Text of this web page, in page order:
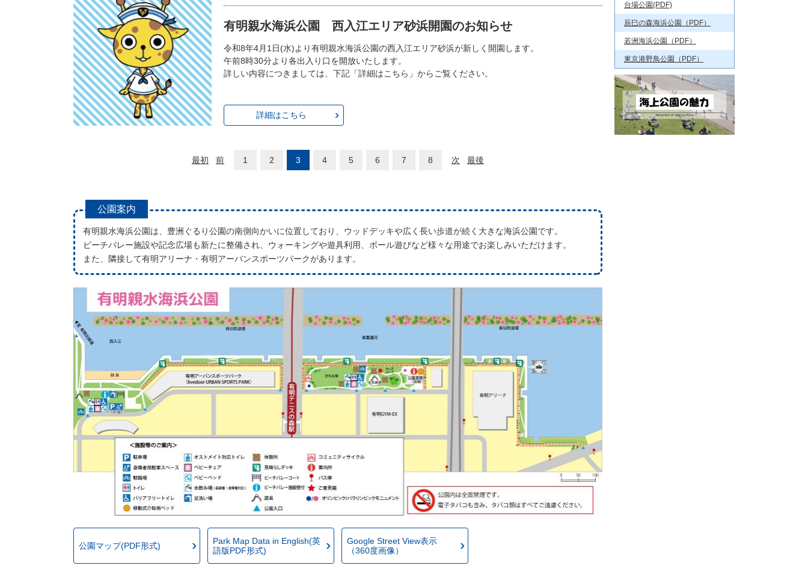
有明親水海浜公園 西入江エリア砂浜開園のお知らせ
令和8年4月1日(水)より有明親水海浜公園の西入江エリア砂浜が新しく開園します。
午前8時30分より各出入り口を開放いたします。
詳しい内容につきましては、下記「詳細はこちら」からご覧ください。
詳細はこちら
最初 前 1 2 3 4 5 6 7 8 次 最後
公園案内
有明親水海浜公園は、豊洲ぐるり公園の南側向かいに位置しており、ウッドデッキや広く長い歩道が続く大きな海浜公園です。
ビーチバレー施設や記念広場も新たに整備され、ウォーキングや遊具利用、ボール遊びなど様々な用途でお楽しみいただけます。
また、隣接して有明アリーナ・有明アーバンスポーツパークがあります。
公園マップ(PDF形式)
Park Map Data in English(英
語版PDF形式)
Google Street View表示
（360度画像）
台場公園(PDF)
辰巳の森海浜公園（PDF）
若洲海浜公園（PDF）
東京港野鳥公園（PDF）